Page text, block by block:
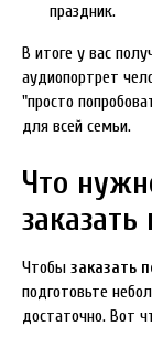
праздник.
В итоге у вас
аудиопортрет
"просто
для всей семьи.
Что
Чтобы заказать
подготовьте
достаточно. Вот